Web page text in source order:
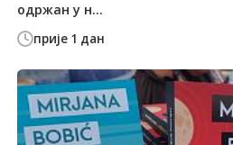
прије 1 дан
одржан у н...